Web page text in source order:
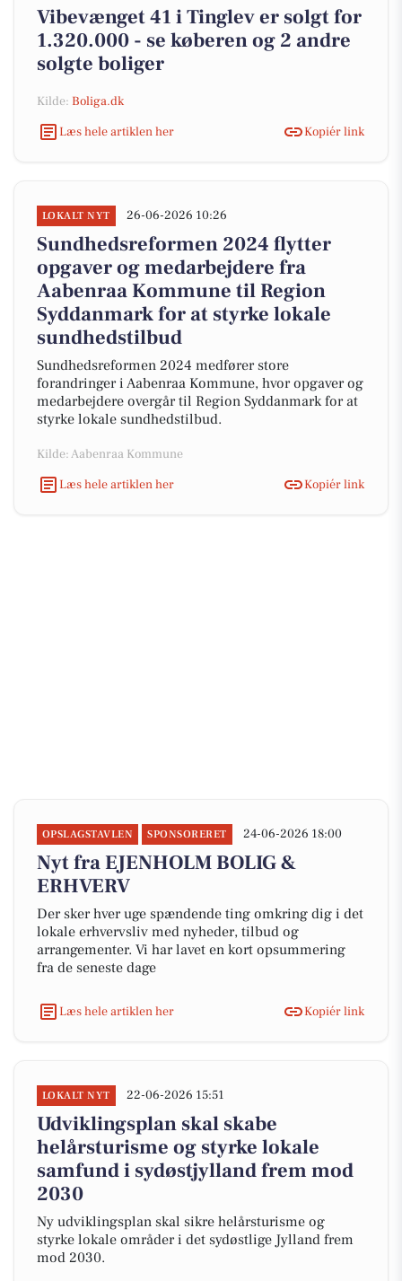
Vibevænget 41 i Tinglev er solgt for
1.320.000 - se køberen og 2 andre
solgte boliger
Kilde: Boliga.dk
Læs hele artiklen her
Kopiér link
LOKALT NYT 26-06-2026 10:26
Sundhedsreformen 2024 flytter
opgaver og medarbejdere fra
Aabenraa Kommune til Region
Syddanmark for at styrke lokale
sundhedstilbud
Sundhedsreformen 2024 medfører store
forandringer i Aabenraa Kommune, hvor opgaver og
medarbejdere overgår til Region Syddanmark for at
styrke lokale sundhedstilbud.
Kilde: Aabenraa Kommune
Læs hele artiklen her
Kopiér link
OPSLAGSTAVLEN SPONSORERET 24-06-2026 18:00
Nyt fra EJENHOLM BOLIG &
ERHVERV
Der sker hver uge spændende ting omkring dig i det
lokale erhvervsliv med nyheder, tilbud og
arrangementer. Vi har lavet en kort opsummering
fra de seneste dage
Læs hele artiklen her Kopiér link
LOKALT NYT 22-06-2026 15:51
Udviklingsplan skal skabe
helårsturisme og styrke lokale
samfund i sydøstjylland frem mod
2030
Ny udviklingsplan skal sikre helårsturisme og
styrke lokale områder i det sydøstlige Jylland frem
mod 2030.